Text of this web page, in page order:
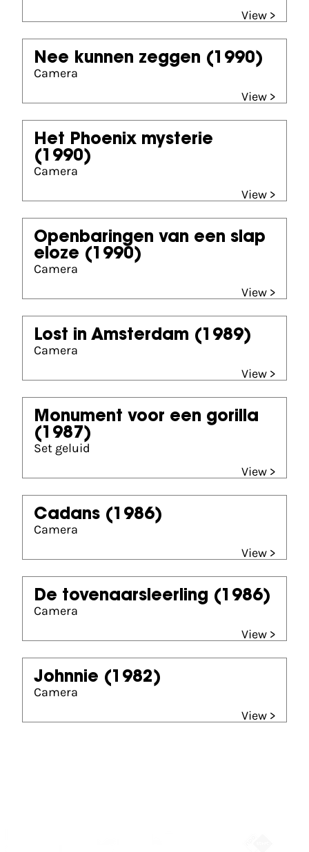
View >
Nee kunnen zeggen (1990)
Camera
View >
Het Phoenix mysterie
(1990)
Camera
View >
Openbaringen van een slap
eloze (1990)
Camera
View >
Lost in Amsterdam (1989)
Camera
View >
Monument voor een gorilla
(1987)
Set geluid
View >
Cadans (1986)
Camera
View >
De tovenaarsleerling (1986)
Camera
View >
Johnnie (1982)
Camera
View >